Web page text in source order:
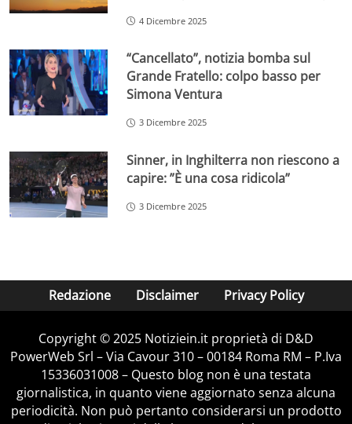
4 Dicembre 2025
“Cancellato”, notizia bomba sul
Grande Fratello: colpo basso per
Simona Ventura
3 Dicembre 2025
Sinner, in Inghilterra non riescono a
capire: ”È una cosa ridicola”
3 Dicembre 2025
Redazione Disclaimer Privacy Policy
Copyright © 2025 Notiziein.it proprietà di D&D
PowerWeb Srl – Via Cavour 310 – 00184 Roma RM – P.Iva
15336031008 – Questo blog non è una testata
giornalistica, in quanto viene aggiornato senza alcuna
periodicità. Non può pertanto considerarsi un prodotto